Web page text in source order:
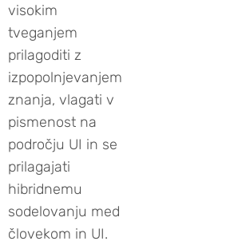
visokim
tveganjem
prilagoditi z
izpopolnjevanjem
znanja, vlagati v
pismenost na
področju UI in se
prilagajati
hibridnemu
sodelovanju med
človekom in UI.